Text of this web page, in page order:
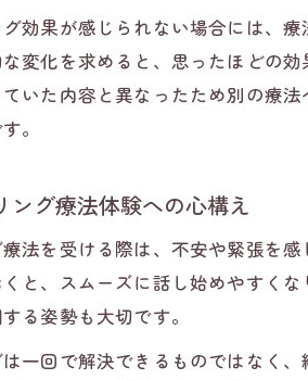
効果が感じられない場合には、
変化を求めると、思ったほどの
いた内容と異なったため別の療
。
ング療法体験への心構え
法を受ける際は、不安や緊張を
と、スムーズに話し始めやすく
る姿勢も大切です。
一回で解決できるものではなく